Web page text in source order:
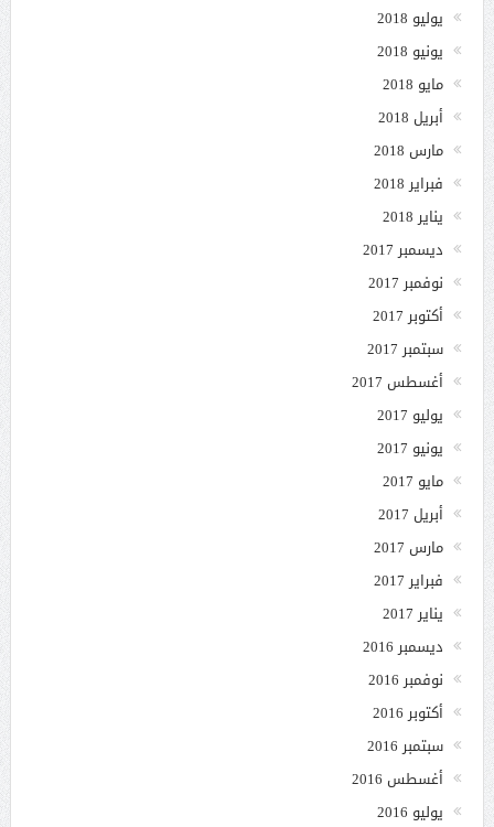
يوليو 2018
يونيو 2018
مايو 2018
أبريل 2018
مارس 2018
فبراير 2018
يناير 2018
ديسمبر 2017
نوفمبر 2017
أكتوبر 2017
سبتمبر 2017
أغسطس 2017
يوليو 2017
يونيو 2017
مايو 2017
أبريل 2017
مارس 2017
فبراير 2017
يناير 2017
ديسمبر 2016
نوفمبر 2016
أكتوبر 2016
سبتمبر 2016
أغسطس 2016
يوليو 2016